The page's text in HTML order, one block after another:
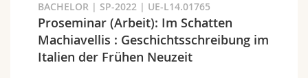
BACHELOR | SP-2022 | UE-L14.01765
Proseminar (Arbeit): Im Schatten
Machiavellis : Geschichtsschreibung im
Italien der Frühen Neuzeit